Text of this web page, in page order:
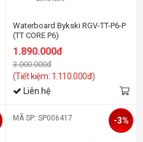
Waterboard Bykski RGV-TT-P6-P
(TT CORE P6)
1.890.000đ
3.000.000đ
(Tiết kiệm: 1.110.000đ)
Liên hệ
MÃ SP: SP006417 -3%